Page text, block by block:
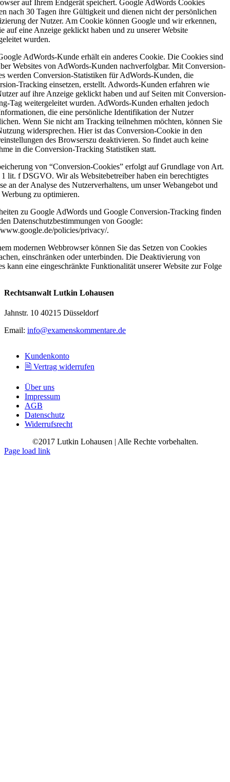
auf Ihrem Endgerät speichert. Google AdWords Cookies
nach 30 Tagen ihre Gültigkeit und dienen nicht der persönlichen
der Nutzer. Am Cookie können Google und wir erkennen,
auf eine Anzeige geklickt haben und zu unserer Website
wurden.
AdWords-Kunde erhält ein anderes Cookie. Die Cookies sind
Websites von AdWords-Kunden nachverfolgbar. Mit Conversion-
werden Conversion-Statistiken für AdWords-Kunden, die
Tracking einsetzen, erstellt. Adwords-Kunden erfahren wie
auf ihre Anzeige geklickt haben und auf Seiten mit Conversion-
Tag weitergeleitet wurden. AdWords-Kunden erhalten jedoch
die eine persönliche Identifikation der Nutzer
Wenn Sie nicht am Tracking teilnehmen möchten, können Sie
widersprechen. Hier ist das Conversion-Cookie in den
des Browserszu deaktivieren. So findet auch keine
in die Conversion-Tracking Statistiken statt.
von “Conversion-Cookies” erfolgt auf Grundlage von Art.
lit. f DSGVO. Wir als Websitebetreiber haben ein berechtigtes
an der Analyse des Nutzerverhaltens, um unser Webangebot und
Werbung zu optimieren.
zu Google AdWords und Google Conversion-Tracking finden
Datenschutzbestimmungen von Google:
policies/privacy/.
modernen Webbrowser können Sie das Setzen von Cookies
einschränken oder unterbinden. Die Deaktivierung von
kann eine eingeschränkte Funktionalität unserer Website zur Folge
Rechtsanwalt Lutkin Lohausen
Jahnstr. 10 40215 Düsseldorf
Email: info@examenskommentare.de
Kundenkonto
🗎 Vertrag widerrufen
Über uns
Impressum
AGB
Datenschutz
Widerrufsrecht
©2017 Lutkin Lohausen | Alle Rechte vorbehalten.
Page load link